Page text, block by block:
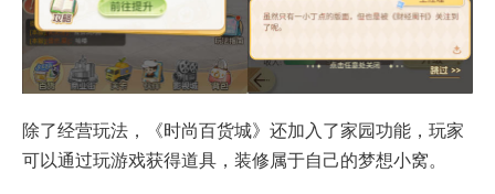
除了经营玩法，《时尚百货城》还加入了家园功能，玩家
可以通过玩游戏获得道具，装修属于自己的梦想小窝。